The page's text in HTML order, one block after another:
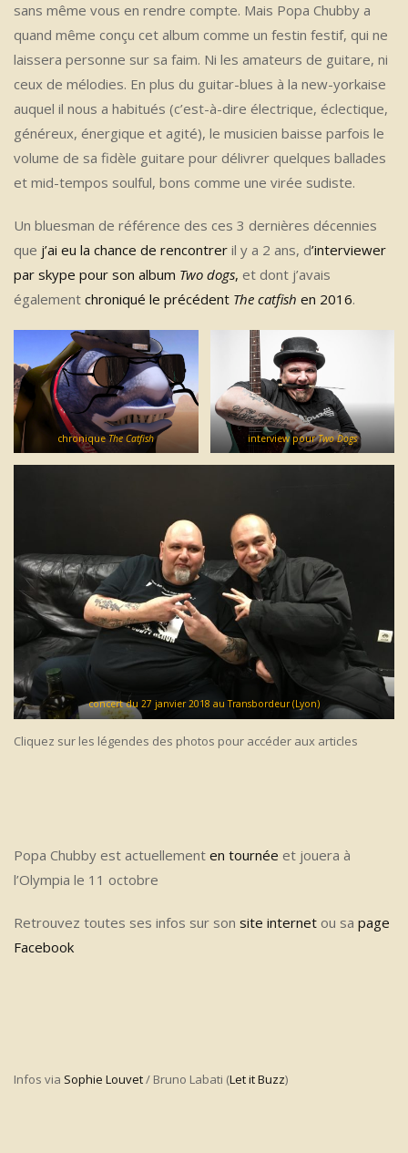
sans même vous en rendre compte. Mais Popa Chubby a
quand même conçu cet album comme un festin festif, qui ne
laissera personne sur sa faim. Ni les amateurs de guitare, ni
ceux de mélodies. En plus du guitar-blues à la new-yorkaise
auquel il nous a habitués (c’est-à-dire électrique, éclectique,
généreux, énergique et agité), le musicien baisse parfois le
volume de sa fidèle guitare pour délivrer quelques ballades
et mid-tempos soulful, bons comme une virée sudiste.
Un bluesman de référence des ces 3 dernières décennies
que j’ai eu la chance de rencontrer il y a 2 ans, d’interviewer
par skype pour son album Two dogs, et dont j’avais
également chroniqué le précédent The catfish en 2016.
chroniqueThe Catfish interview pourTwo Dogs
concert du 27 janvier 2018 au Transbordeur (Lyon)
Cliquez sur les légendes des photos pour accéder aux articles
Popa Chubby est actuellement en tournée et jouera à
l’Olympia le 11 octobre
Retrouvez toutes ses infos sur son site internet ou sa page
Facebook
Infos via Sophie Louvet/ Bruno Labati (Let it Buzz)